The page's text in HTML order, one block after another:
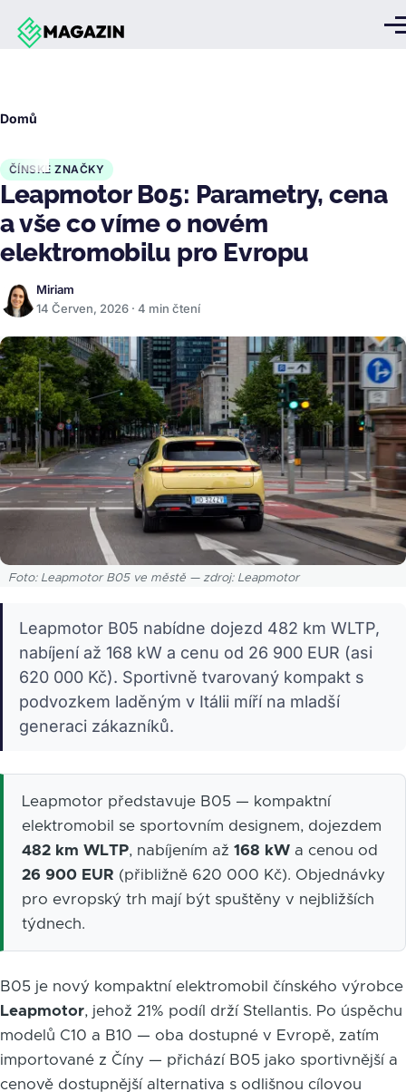
Přejít k hlavnímu obsahu
Domů
ČÍNSKÉ ZNAČKY
Leapmotor B05: Parametry, cena
a vše co víme o novém
elektromobilu pro Evropu
Miriam
14 Červen, 2026 · 4 min čtení
Foto: Leapmotor B05 ve městě — zdroj: Leapmotor
Leapmotor B05 nabídne dojezd 482 km WLTP,
nabíjení až 168 kW a cenu od 26 900 EUR (asi
620 000 Kč). Sportivně tvarovaný kompakt s
podvozkem laděným v Itálii míří na mladší
generaci zákazníků.
Leapmotor představuje B05 — kompaktní
elektromobil se sportovním designem, dojezdem
482 km WLTP, nabíjením až 168 kW a cenou od
26 900 EUR (přibližně 620 000 Kč). Objednávky
pro evropský trh mají být spuštěny v nejbližších
týdnech.
B05 je nový kompaktní elektromobil čínského výrobce
Leapmotor, jehož 21% podíl drží Stellantis. Po úspěchu
modelů C10 a B10 — oba dostupné v Evropě, zatím
importované z Číny — přichází B05 jako sportivnější a
cenově dostupnější alternativa s odlišnou cílovou